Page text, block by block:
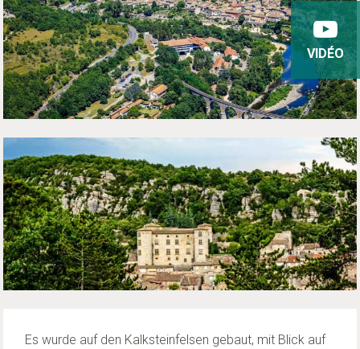
Es wurde auf den Kalksteinfelsen gebaut, mit Blick auf
VIDÉO